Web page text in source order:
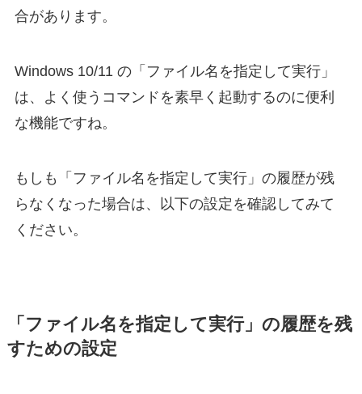
合があります。
Windows 10/11 の「ファイル名を指定して実行」
は、よく使うコマンドを素早く起動するのに便利
な機能ですね。
もしも「ファイル名を指定して実行」の履歴が残
らなくなった場合は、以下の設定を確認してみて
ください。
「ファイル名を指定して実行」の履歴を残
すための設定